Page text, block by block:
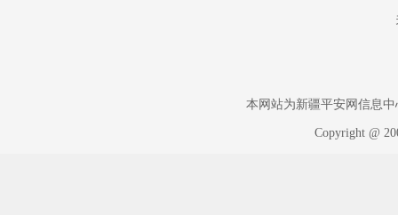
本网站为新疆平安网信息中
Copyright @